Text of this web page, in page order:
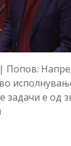
| Попов:
задачи е од